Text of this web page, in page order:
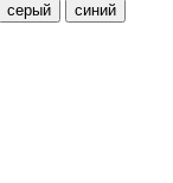
серый синий